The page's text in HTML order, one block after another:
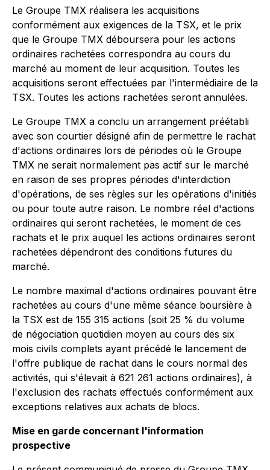
Le Groupe TMX réalisera les acquisitions
conformément aux exigences de la TSX, et le prix
que le Groupe TMX déboursera pour les actions
ordinaires rachetées correspondra au cours du
marché au moment de leur acquisition. Toutes les
acquisitions seront effectuées par l'intermédiaire de la
TSX. Toutes les actions rachetées seront annulées.
Le Groupe TMX a conclu un arrangement préétabli
avec son courtier désigné afin de permettre le rachat
d'actions ordinaires lors de périodes où le Groupe
TMX ne serait normalement pas actif sur le marché
en raison de ses propres périodes d'interdiction
d'opérations, de ses règles sur les opérations d'initiés
ou pour toute autre raison. Le nombre réel d'actions
ordinaires qui seront rachetées, le moment de ces
rachats et le prix auquel les actions ordinaires seront
rachetées dépendront des conditions futures du
marché.
Le nombre maximal d'actions ordinaires pouvant être
rachetées au cours d'une même séance boursière à
la TSX est de 155 315 actions (soit 25 % du volume
de négociation quotidien moyen au cours des six
mois civils complets ayant précédé le lancement de
l'offre publique de rachat dans le cours normal des
activités, qui s'élevait à 621 261 actions ordinaires), à
l'exclusion des rachats effectués conformément aux
exceptions relatives aux achats de blocs.
Mise en garde concernant l'information
prospective